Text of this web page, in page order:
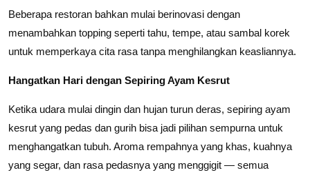
Beberapa restoran bahkan mulai berinovasi dengan
menambahkan topping seperti tahu, tempe, atau sambal korek
untuk memperkaya cita rasa tanpa menghilangkan keasliannya.
Hangatkan Hari dengan Sepiring Ayam Kesrut
Ketika udara mulai dingin dan hujan turun deras, sepiring ayam
kesrut yang pedas dan gurih bisa jadi pilihan sempurna untuk
menghangatkan tubuh. Aroma rempahnya yang khas, kuahnya
yang segar, dan rasa pedasnya yang menggigit — semua